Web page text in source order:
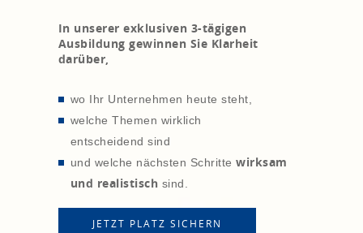
In unserer exklusiven 3-tägigen
Ausbildung gewinnen Sie Klarheit
darüber,
wo Ihr Unternehmen heute steht,
welche Themen wirklich
entscheidend sind
und welche nächsten Schritte wirksam
und realistisch sind.
JETZT PLATZ SICHERN